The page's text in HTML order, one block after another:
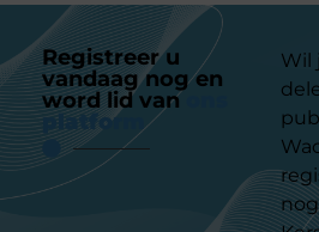
Registreer u
vandaag nog en
word lid van
platform
Wil